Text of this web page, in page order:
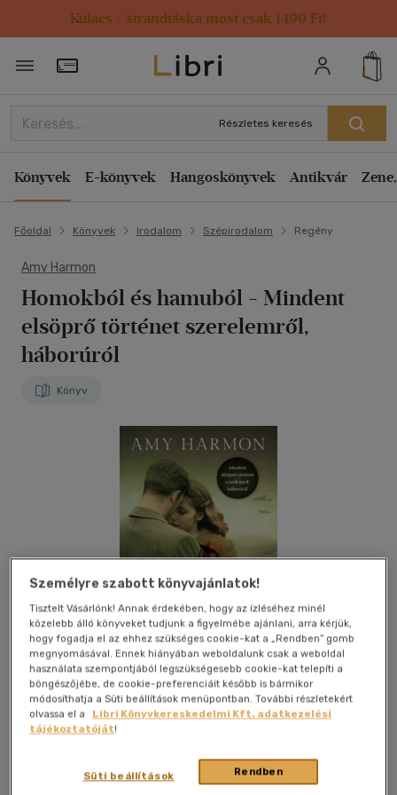
Kulacs / strandtáska most csak 1499 Ft!
Törzsvásárlói Kártya adatai
Részletes keresés
Könyvek E-könyvek Hangoskönyvek Antikvár
Főoldal Könyvek Irodalom Szépirodalom Regény
Amy Harmon
Homokból és hamuból - Mindent
elsöprő történet szerelemről,
háborúról
Könyv
Kívánságlistához adom
(24 vélemény)
Személyre szabott könyvajánlatok!
Tisztelt Vásárlónk! Annak érdekében, hogy az ízléséhez minél
közelebb álló könyveket tudjunk a figyelmébe ajánlani, arra kérjük,
hogy fogadja el az ehhez szükséges cookie-kat a „Rendben” gomb
megnyomásával. Ennek hiányában weboldalunk csak a weboldal
használata szempontjából legszükségesebb cookie-kat telepíti a
böngészőjébe, de cookie-preferenciáit később is bármikor
módosíthatja a Süti beállítások menüpontban. További részletekért
olvassa el a
Libri Könyvkereskedelmi Kft. adatkezelési
tájékoztatóját!
Rendben
Süti beállítások